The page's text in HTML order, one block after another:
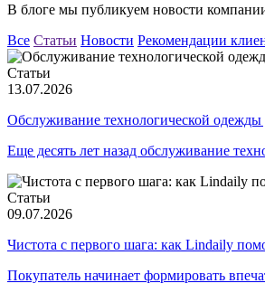
В блоге мы публикуем новости
Все Статьи Новости Рекомендации
Статьи
13.07.2026
Обслуживание технологической
Еще десять лет назад обслуживание
Статьи
09.07.2026
Чистота с первого шага: как Lindaily
Покупатель начинает формировать